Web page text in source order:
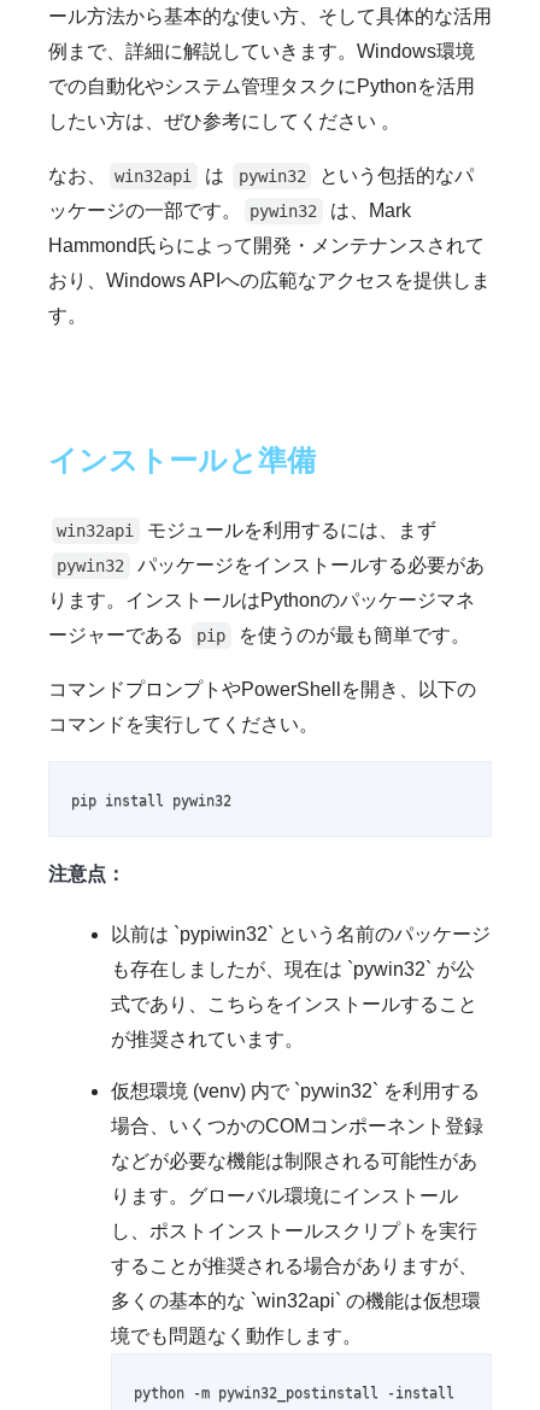
ール方法から基本的な使い方、そして具体的な活用
例まで、詳細に解説していきます。Windows環境
での自動化やシステム管理タスクにPythonを活用
したい方は、ぜひ参考にしてください 。
なお、 win32api は pywin32
という包括的なパ
ッケージの一部です。
pywin32
は、Mark
Hammond氏らによって開発・メンテナンスされて
おり、Windows APIへの広範なアクセスを提供しま
す。
インストールと準備
win32api モジュールを利用するには、まず
pywin32
パッケージをインストールする必要があ
ります。インストールはPythonのパッケージマネ
ージャーである
pip を使うのが最も簡単です。
コマンドプロンプトやPowerShellを開き、以下の
コマンドを実行してください。
pip install pywin32
注意点：
以前は `pypiwin32` という名前のパッケージ
も存在しましたが、現在は `pywin32` が公
式であり、こちらをインストールすること
が推奨されています。
仮想環境 (venv) 内で `pywin32` を利用する
場合、いくつかのCOMコンポーネント登録
などが必要な機能は制限される可能性があ
ります。グローバル環境にインストール
し、ポストインストールスクリプトを実行
することが推奨される場合がありますが、
多くの基本的な `win32api` の機能は仮想環
境でも問題なく動作します。
python -m pywin32_postinstall -install